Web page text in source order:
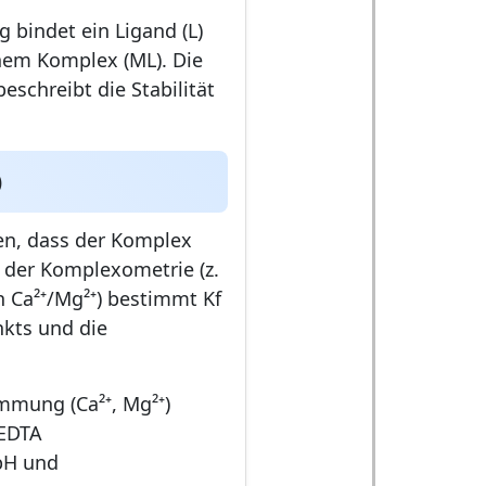
bindet ein Ligand (L)
Komplex (ML). Die
die Stabilität
dass der Komplex
Komplexometrie (z.
Mg²⁺) bestimmt Kf
und die
(Ca²⁺, Mg²⁺)
und